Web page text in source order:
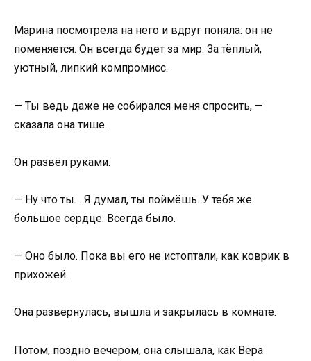
Марина посмотрела на него и вдруг поняла: он не
поменяется. Он всегда будет за мир. За тёплый,
уютный, липкий компромисс.
— Ты ведь даже не собирался меня спросить, —
сказала она тише.
Он развёл руками.
— Ну что ты… Я думал, ты поймёшь. У тебя же
большое сердце. Всегда было.
— Оно было. Пока вы его не истоптали, как коврик в
прихожей.
Она развернулась, вышла и закрылась в комнате.
Потом, поздно вечером, она слышала, как Вера